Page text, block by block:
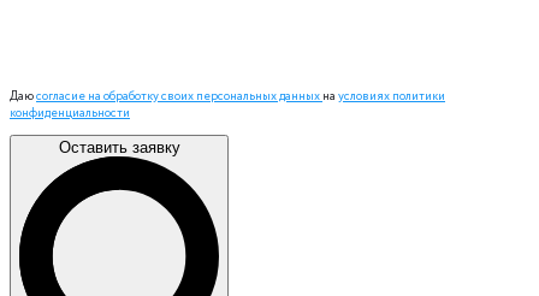
Даюсогласие на обработку своих персональных данныхна условиях политики
конфиденциальности
Оставить заявку